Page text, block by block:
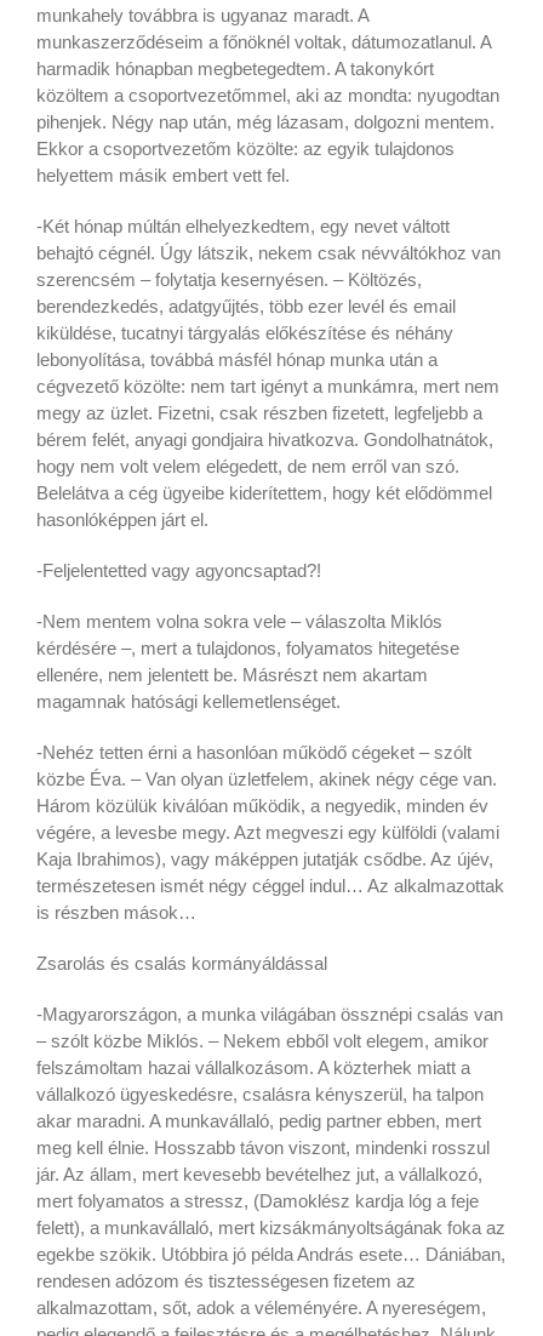
munkahely továbbra is ugyanaz maradt. A
munkaszerződéseim a főnöknél voltak, dátumozatlanul. A
harmadik hónapban megbetegedtem. A takonykórt
közöltem a csoportvezetőmmel, aki az mondta: nyugodtan
pihenjek. Négy nap után, még lázasam, dolgozni mentem.
Ekkor a csoportvezetőm közölte: az egyik tulajdonos
helyettem másik embert vett fel.
-Két hónap múltán elhelyezkedtem, egy nevet váltott
behajtó cégnél. Úgy látszik, nekem csak névváltókhoz van
szerencsém – folytatja kesernyésen. – Költözés,
berendezkedés, adatgyűjtés, több ezer levél és email
kiküldése, tucatnyi tárgyalás előkészítése és néhány
lebonyolítása, továbbá másfél hónap munka után a
cégvezető közölte: nem tart igényt a munkámra, mert nem
megy az üzlet. Fizetni, csak részben fizetett, legfeljebb a
bérem felét, anyagi gondjaira hivatkozva. Gondolhatnátok,
hogy nem volt velem elégedett, de nem erről van szó.
Belelátva a cég ügyeibe kiderítettem, hogy két elődömmel
hasonlóképpen járt el.
-Feljelentetted vagy agyoncsaptad?!
-Nem mentem volna sokra vele – válaszolta Miklós
kérdésére –, mert a tulajdonos, folyamatos hitegetése
ellenére, nem jelentett be. Másrészt nem akartam
magamnak hatósági kellemetlenséget.
-Nehéz tetten érni a hasonlóan működő cégeket – szólt
közbe Éva. – Van olyan üzletfelem, akinek négy cége van.
Három közülük kiválóan működik, a negyedik, minden év
végére, a levesbe megy. Azt megveszi egy külföldi (valami
Kaja Ibrahimos), vagy máképpen jutatják csődbe. Az újév,
természetesen ismét négy céggel indul… Az alkalmazottak
is részben mások…
Zsarolás és csalás kormányáldással
-Magyarországon, a munka világában össznépi csalás van
– szólt közbe Miklós. – Nekem ebből volt elegem, amikor
felszámoltam hazai vállalkozásom. A közterhek miatt a
vállalkozó ügyeskedésre, csalásra kényszerül, ha talpon
akar maradni. A munkavállaló, pedig partner ebben, mert
meg kell élnie. Hosszabb távon viszont, mindenki rosszul
jár. Az állam, mert kevesebb bevételhez jut, a vállalkozó,
mert folyamatos a stressz, (Damoklész kardja lóg a feje
felett), a munkavállaló, mert kizsákmányoltságának foka az
egekbe szökik. Utóbbira jó példa András esete… Dániában,
rendesen adózom és tisztességesen fizetem az
alkalmazottam, sőt, adok a véleményére. A nyereségem,